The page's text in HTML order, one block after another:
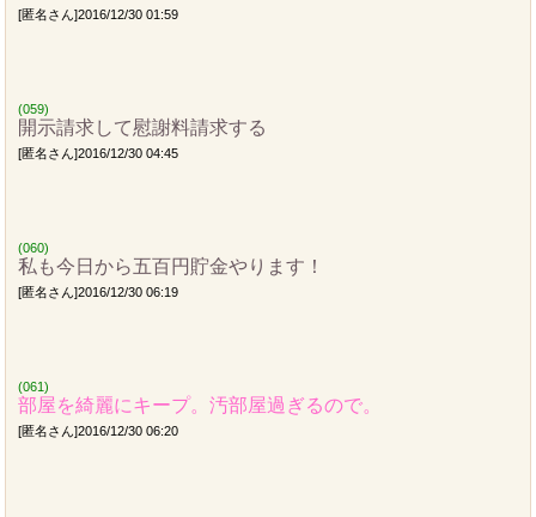
[匿名さん]2016/12/30 01:59
(059)
開示請求して慰謝料請求する
[匿名さん]2016/12/30 04:45
(060)
私も今日から五百円貯金やります！
[匿名さん]2016/12/30 06:19
(061)
部屋を綺麗にキープ。汚部屋過ぎるので。
[匿名さん]2016/12/30 06:20